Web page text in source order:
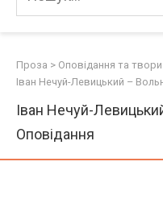
Проза > Оповідання та твори
Іван Нечуй-Левицький –
Іван Нечуй-
Оповідання